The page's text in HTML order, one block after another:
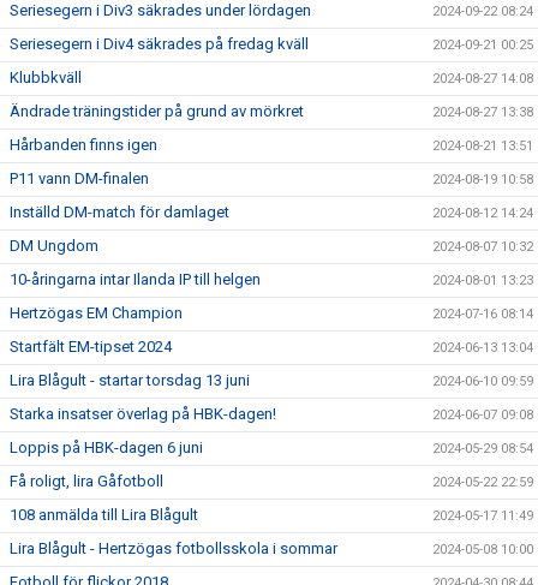
Seriesegern i Div3 säkrades under lördagen 2024-09-22 08:24
Seriesegern i Div4 säkrades på fredag kväll 2024-09-21 00:25
Klubbkväll 2024-08-27 14:08
Ändrade träningstider på grund av mörkret 2024-08-27 13:38
Hårbanden finns igen 2024-08-21 13:51
P11 vann DM-finalen 2024-08-19 10:58
Inställd DM-match för damlaget 2024-08-12 14:24
DM Ungdom 2024-08-07 10:32
10-åringarna intar Ilanda IP till helgen 2024-08-01 13:23
Hertzögas EM Champion 2024-07-16 08:14
Startfält EM-tipset 2024 2024-06-13 13:04
Lira Blågult - startar torsdag 13 juni 2024-06-10 09:59
Starka insatser överlag på HBK-dagen! 2024-06-07 09:08
Loppis på HBK-dagen 6 juni 2024-05-29 08:54
Få roligt, lira Gåfotboll 2024-05-22 22:59
108 anmälda till Lira Blågult 2024-05-17 11:49
Lira Blågult - Hertzögas fotbollsskola i sommar 2024-05-08 10:00